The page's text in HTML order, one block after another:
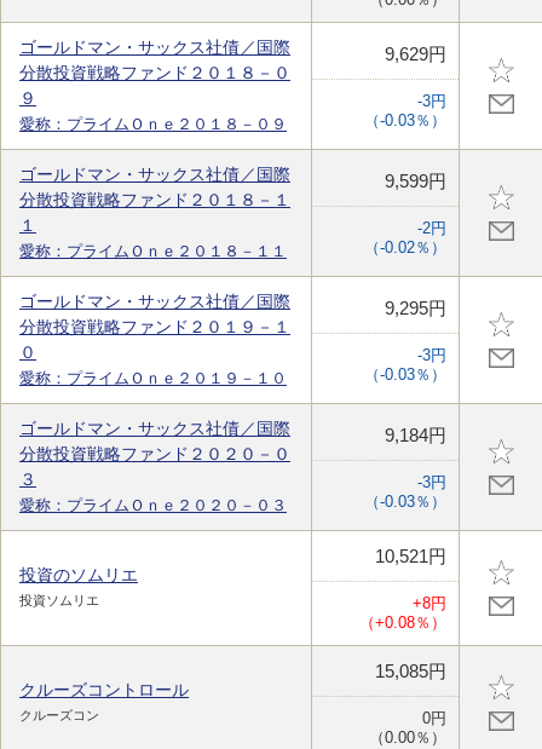
ゴールドマン・サックス社債／国際
分散投資戦略ファンド２０１８－０
９
愛称：プライムＯｎｅ２０１８－０９
9,629円
-3円
（-0.03％）
ゴールドマン・サックス社債／国際
分散投資戦略ファンド２０１８－１
１
愛称：プライムＯｎｅ２０１８－１１
9,599円
-2円
（-0.02％）
ゴールドマン・サックス社債／国際
分散投資戦略ファンド２０１９－１
０
愛称：プライムＯｎｅ２０１９－１０
9,295円
-3円
（-0.03％）
ゴールドマン・サックス社債／国際
分散投資戦略ファンド２０２０－０
３
愛称：プライムＯｎｅ２０２０－０３
9,184円
-3円
（-0.03％）
投資のソムリエ
投資ソムリエ
10,521円
+8円
（+0.08％）
クルーズコントロール
クルーズコン
15,085円
0円
（0.00％）